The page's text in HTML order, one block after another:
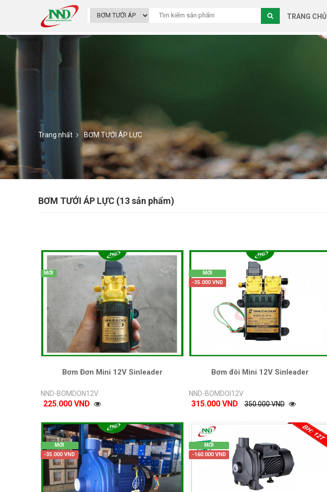
TRANG CHỦ
Trang nhất BƠM TƯỚI ÁP LỰC
BƠM TƯỚI ÁP LỰC (13 sản phẩm)
MỚI
Bơm Đơn Mini 12V Sinleader
NND-BOMDON12V
225.000 VND
MỚI
-35.000 VND
Bơm đôi Mini 12V Sinleader
NND-BOMDOI12V
315.000 VND 350.000 VND
MỚI
-35.000 VND
MỚI
-160.000 VND